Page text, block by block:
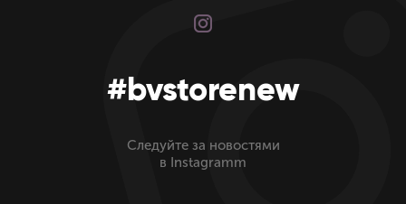
#bvstorenew
Следуйте за новостями
в Instagramm